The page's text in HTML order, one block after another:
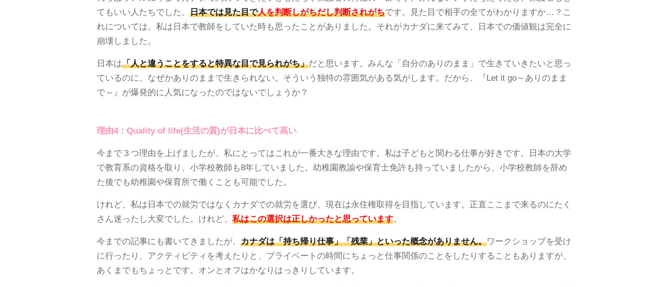
てもいい人たちでした。日本では見た目で人を判断しがちだし判断されがちです。見た目で相手の全てがわかりますか…？こ
れについては、私は日本で教師をしていた時も思ったことがありました。それがカナダに来てみて、日本での価値観は完全に
崩壊しました。
日本は「人と違うことをすると特異な目で見られがち」だと思います。みんな「自分のありのまま」で生きていきたいと思っ
ているのに、なぜかありのままで生きられない。そういう独特の雰囲気がある気がします。だから、『Let it go～ありのまま
で～』が爆発的に人気になったのではないでしょうか？
理由4：Quality of life(生活の質)が日本に比べて高い
今まで３つ理由を上げましたが、私にとってはこれが一番大きな理由です。私は子どもと関わる仕事が好きです。日本の大学
で教育系の資格を取り、小学校教師も8年していました。幼稚園教諭や保育士免許も持っていましたから、小学校教師を辞め
た後でも幼稚園や保育所で働くことも可能でした。
けれど、私は日本での就労ではなくカナダでの就労を選び、現在は永住権取得を目指しています。正直ここまで来るのにたく
さん迷ったし大変でした。けれど、私はこの選択は正しかったと思っています。
今までの記事にも書いてきましたが、カナダは「持ち帰り仕事」「残業」といった概念がありません。ワークショップを受け
に行ったり、アクティビティを考えたりと、プライベートの時間にちょっと仕事関係のことをしたりすることもありますが、
あくまでもちょっとです。オンとオフはかなりはっきりしています。